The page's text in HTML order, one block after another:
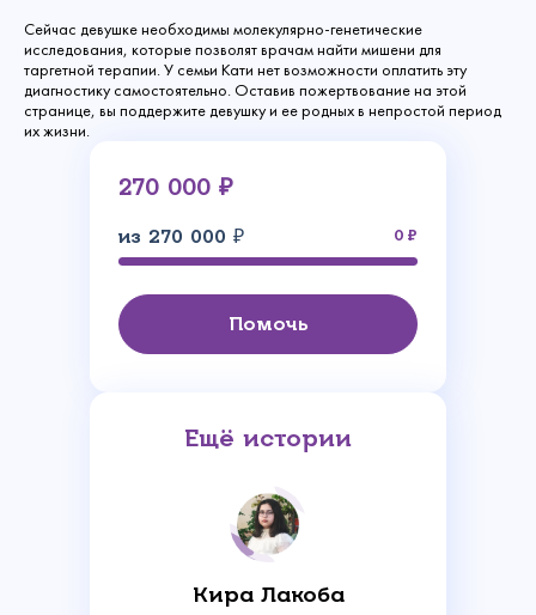
Сейчас девушке необходимы молекулярно-генетические
исследования, которые позволят врачам найти мишени для
таргетной терапии. У семьи Кати нет возможности оплатить эту
диагностику самостоятельно. Оставив пожертвование на этой
странице, вы поддержите девушку и ее родных в непростой период
их жизни.
270 000 ₽
из 270 000 ₽ 0
Помочь
Ещё истории
Кира Лакоба